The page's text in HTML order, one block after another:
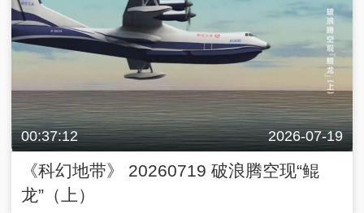
00:37:12 2026-07-19
《科幻地带》 20260719 破浪腾空现“鲲
龙”（上）